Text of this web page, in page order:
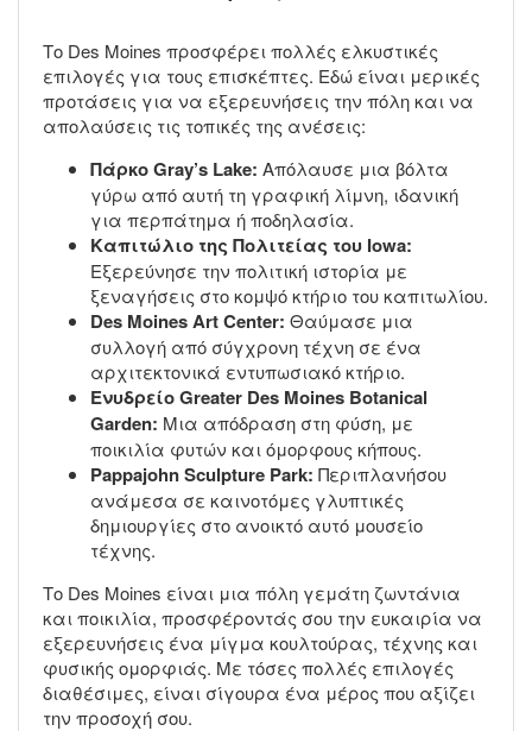
Το Des Moines προσφέρει πολλές ελκυστικές
επιλογές για τους επισκέπτες. Εδώ είναι μερικές
προτάσεις για να εξερευνήσεις την πόλη και να
απολαύσεις τις τοπικές της ανέσεις:
Πάρκο Gray’s Lake: Απόλαυσε μια βόλτα
γύρω από αυτή τη γραφική λίμνη, ιδανική
για περπάτημα ή ποδηλασία.
Καπιτώλιο της Πολιτείας του Iowa:
Εξερεύνησε την πολιτική ιστορία με
ξεναγήσεις στο κομψό κτήριο του καπιτωλίου.
Des Moines Art Center: Θαύμασε μια
συλλογή από σύγχρονη τέχνη σε ένα
αρχιτεκτονικά εντυπωσιακό κτήριο.
Ενυδρείο Greater Des Moines Botanical
Garden: Μια απόδραση στη φύση, με
ποικιλία φυτών και όμορφους κήπους.
Pappajohn Sculpture Park: Περιπλανήσου
ανάμεσα σε καινοτόμες γλυπτικές
δημιουργίες στο ανοικτό αυτό μουσείο
τέχνης.
Το Des Moines είναι μια πόλη γεμάτη ζωντάνια
και ποικιλία, προσφέροντάς σου την ευκαιρία να
εξερευνήσεις ένα μίγμα κουλτούρας, τέχνης και
φυσικής ομορφιάς. Με τόσες πολλές επιλογές
διαθέσιμες, είναι σίγουρα ένα μέρος που αξίζει
την προσοχή σου.